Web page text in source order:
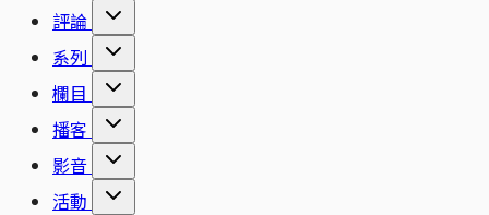
評論
系列
欄目
播客
影音
活動